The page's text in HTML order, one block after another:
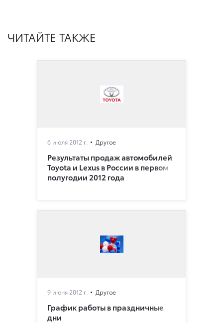
ЧИТАЙТЕ ТАКЖЕ
6 июля 2012 г. Другое
Результаты продаж автомобилей
Toyota и Lexus в России в первом
полугодии 2012 года
9 июня 2012 г. Другое
График работы в праздничные
дни